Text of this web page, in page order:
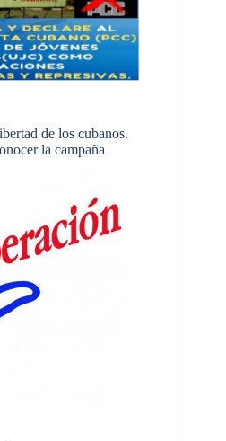
de los cubanos.
la campaña